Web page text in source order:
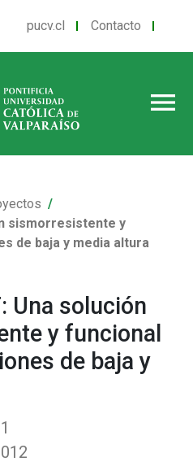
pucv.cl Contacto
menu
sismorresistente y
de baja y media altura
Una solución
y funcional
de baja y